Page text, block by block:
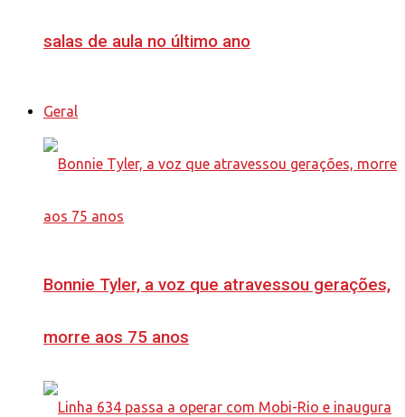
salas de aula no último ano
Geral
Bonnie Tyler, a voz que atravessou gerações,
morre aos 75 anos